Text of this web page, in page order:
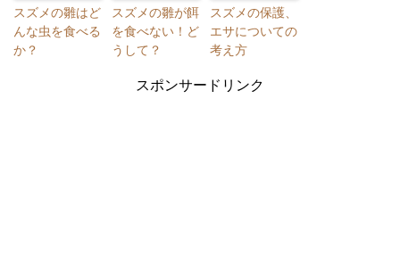
スズメの雛はど
んな虫を食べる
か？
スズメの雛が餌
を食べない！ど
うして？
スズメの保護、
エサについての
考え方
スポンサードリンク